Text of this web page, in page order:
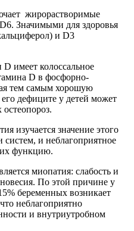
жирорастворимые
Значимыми для здоровья
и D3
D имеет колоссальное
D в фосфорно-
тем самым хорошую
дефиците у детей может
остеопороз.
изучается значение этого
и неблагоприятное
их функцию.
миопатия: слабость и
По этой причине у
беременных возникает
неблагоприятно
и внутриутробном